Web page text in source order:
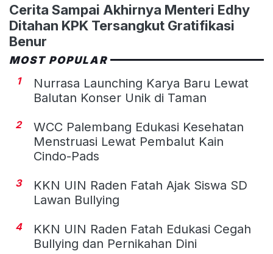
Cerita Sampai Akhirnya Menteri Edhy
Ditahan KPK Tersangkut Gratifikasi
Benur
MOST POPULAR
1
Nurrasa Launching Karya Baru Lewat
Balutan Konser Unik di Taman
2
WCC Palembang Edukasi Kesehatan
Menstruasi Lewat Pembalut Kain
Cindo-Pads
3
KKN UIN Raden Fatah Ajak Siswa SD
Lawan Bullying
4
KKN UIN Raden Fatah Edukasi Cegah
Bullying dan Pernikahan Dini